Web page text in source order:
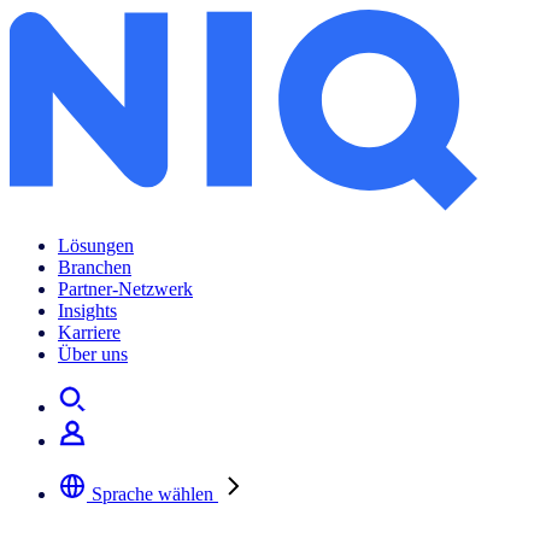
Lösungen
Branchen
Partner-Netzwerk
Insights
Karriere
Über uns
Sprache wählen